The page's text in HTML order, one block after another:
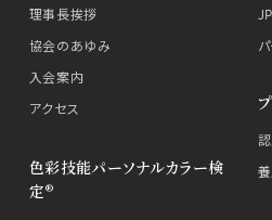
理事長挨拶
協会のあゆみ
入会案内
アクセス
色彩技能パーソナルカラー検
定®